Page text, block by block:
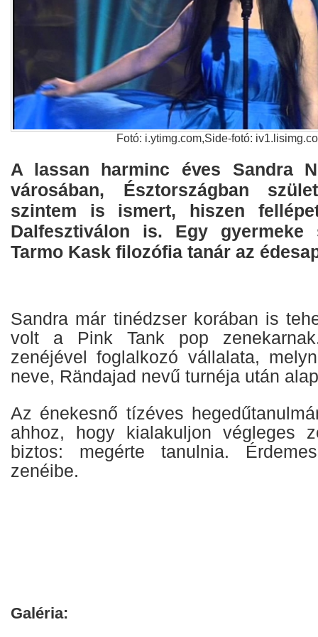
Fotó: i.ytimg.com,Side-fotó:
A lassan harminc éves Sandra
városában, Észtországban
szintem is ismert, hiszen
Dalfesztiválon is. Egy gyermeke
Tarmo Kask filozófia tanár az
Sandra már tinédzser korában is
volt a Pink Tank pop
zenéjével foglalkozó vállalata,
neve, Rändajad nevű turnéja után
Az énekesnő tízéves
ahhoz, hogy kialakuljon végleges
biztos: megérte tanulnia.
zenéibe.
Galéria: